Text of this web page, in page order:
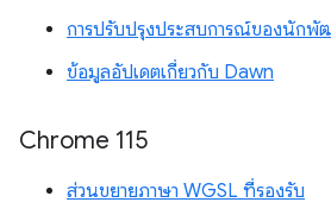
การปรับปรุงประสบการณ์ของนักพั
ข้อมูลอัปเดตเกี่ยวกับ Dawn
Chrome 115
ส่วนขยายภาษา WGSL ที่รองรับ